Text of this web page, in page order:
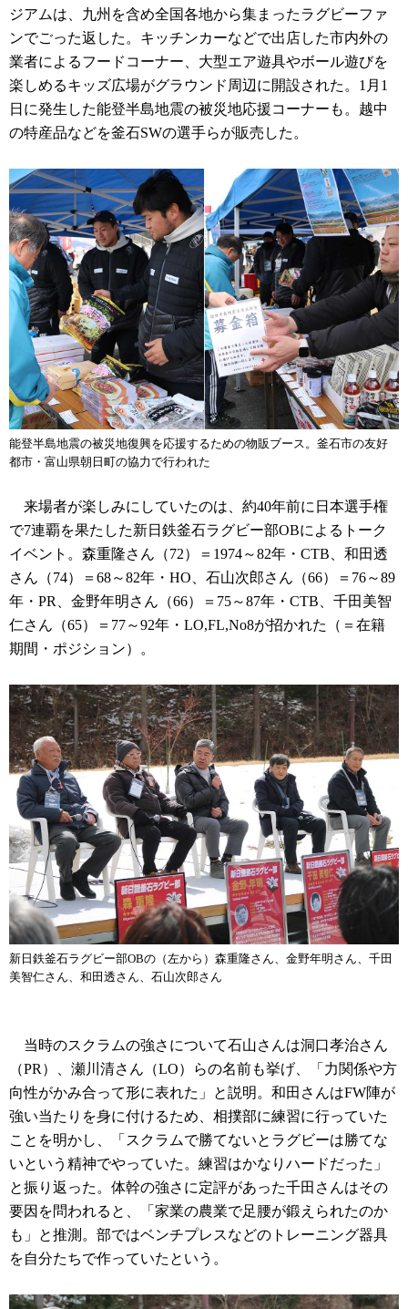
ジアムは、九州を含め全国各地から集まったラグビーファ
ンでごった返した。キッチンカーなどで出店した市内外の
業者によるフードコーナー、大型エア遊具やボール遊びを
楽しめるキッズ広場がグラウンド周辺に開設された。1月1
日に発生した能登半島地震の被災地応援コーナーも。越中
の特産品などを釜石SWの選手らが販売した。
能登半島地震の被災地復興を応援するための物販ブース。釜石市の友好
都市・富山県朝日町の協力で行われた
来場者が楽しみにしていたのは、約40年前に日本選手権
で7連覇を果たした新日鉄釜石ラグビー部OBによるトーク
イベント。森重隆さん（72）＝1974～82年・CTB、和田透
さん（74）＝68～82年・HO、石山次郎さん（66）＝76～89
年・PR、金野年明さん（66）＝75～87年・CTB、千田美智
仁さん（65）＝77～92年・LO,FL,No8が招かれた（＝在籍
期間・ポジション）。
新日鉄釜石ラグビー部OBの（左から）森重隆さん、金野年明さん、千田
美智仁さん、和田透さん、石山次郎さん
当時のスクラムの強さについて石山さんは洞口孝治さん
（PR）、瀬川清さん（LO）らの名前も挙げ、「力関係や方
向性がかみ合って形に表れた」と説明。和田さんはFW陣が
強い当たりを身に付けるため、相撲部に練習に行っていた
ことを明かし、「スクラムで勝てないとラグビーは勝てな
いという精神でやっていた。練習はかなりハードだった」
と振り返った。体幹の強さに定評があった千田さんはその
要因を問われると、「家業の農業で足腰が鍛えられたのか
も」と推測。部ではベンチプレスなどのトレーニング器具
を自分たちで作っていたという。